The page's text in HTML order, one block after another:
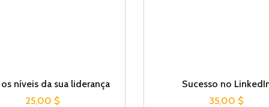
níveis da sua liderança
25,00 $
Sucesso no
35,00 $